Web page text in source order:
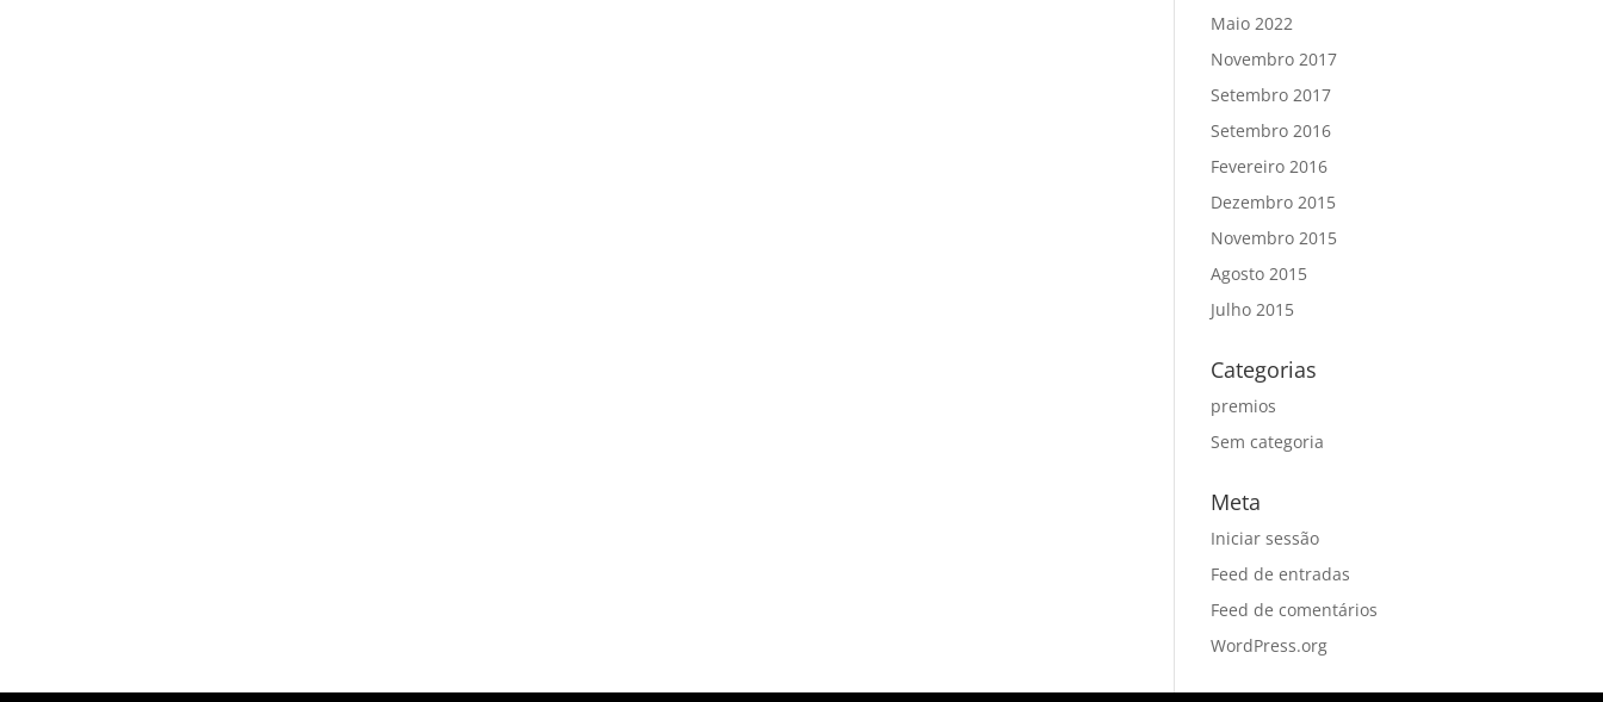
Maio 2022
Novembro 2017
Setembro 2017
Setembro 2016
Fevereiro 2016
Dezembro 2015
Novembro 2015
Agosto 2015
Julho 2015
Categorias
premios
Sem categoria
Meta
Iniciar sessão
Feed de entradas
Feed de comentários
WordPress.org